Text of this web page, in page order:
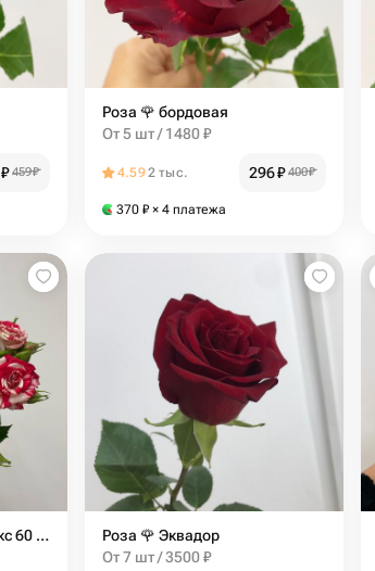
₽ 459₽
Роза 🌹 бордовая
От 5 шт / 1480 ₽
4.592 тыс. 296₽ 400₽
370 ₽ × 4 платежа
Роза кустовая фаерфоркс 60 см
Роза 🌹 Эквадор
От 7 шт / 3500 ₽